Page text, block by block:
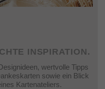
INSPIRATION.
wertvolle Tipps
sowie ein Blick
Kartenateliers.